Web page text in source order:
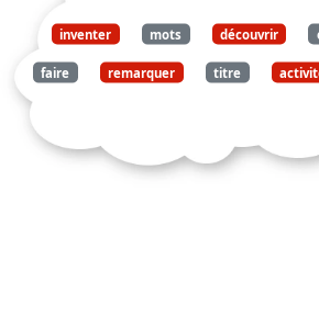
inventer mots découvrir
faire remarquer titre